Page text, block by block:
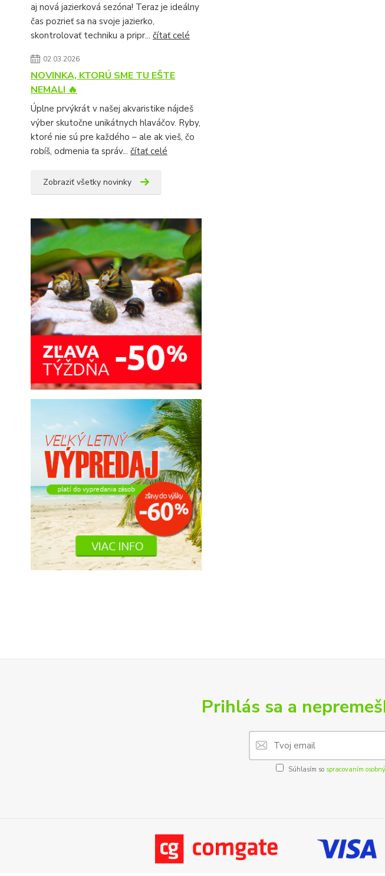
aj nová jazierková sezóna! Teraz je ideálny
čas pozrieť sa na svoje jazierko,
skontrolovať techniku a pripr... čítať celé
02.03.2026
NOVINKA, KTORÚ SME TU EŠTE
NEMALI 🔥
Úplne prvýkrát v našej akvaristike nájdeš
výber skutočne unikátnych hlaváčov. Ryby,
ktoré nie sú pre každého – ale ak vieš, čo
robíš, odmenia ťa správ... čítať celé
Zobraziť všetky novinky
Prihlás sa a
Súhlasím so spracovaním